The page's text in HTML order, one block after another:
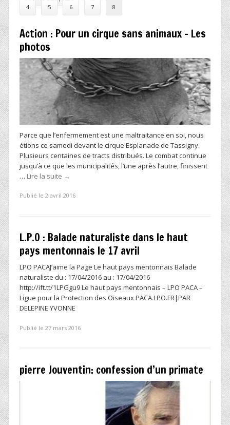
4
5 6 7 8
Action : Pour un cirque sans animaux – Les
photos
Parce que l’enfermement est une maltraitance en soi, nous
étions ce samedi devant le cirque Esplanade de Tassigny.
Plusieurs centaines de tracts distribués. Le combat continue
jusqu’à ce que les municipalités, l’une après l’autre, finissent
… Lire la suite →
Publié le 2 avril 2016
L.P.O : Balade naturaliste dans le haut
pays mentonnais le 17 avril
LPO PACAJ’aime la Page Le haut pays mentonnais Balade
naturaliste du : 17/04/2016 au : 17/04/2016
http://ift.tt/1LPGgu9 Le haut pays mentonnais – LPO PACA –
Ligue pour la Protection des Oiseaux PACA.LPO.FR|PAR
DELEPINE YVONNE
Publié le 27 mars 2016
pierre Jouventin: confession d’un primate